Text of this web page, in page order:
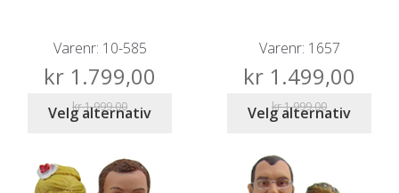
Varenr: 10-585
kr1.999,00
kr 1.799,00
Velg alternativ
Varenr: 1657
kr1.999,00
kr 1.499,00
Velg alternativ